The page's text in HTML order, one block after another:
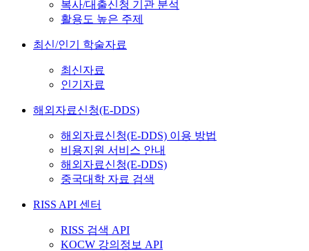
복사/대출신청 기관 분석
활용도 높은 주제
최신/인기 학술자료
최신자료
인기자료
해외자료신청(E-DDS)
해외자료신청(E-DDS) 이용 방법
비용지원 서비스 안내
해외자료신청(E-DDS)
중국대학 자료 검색
RISS API 센터
RISS 검색 API
KOCW 강의정보 API